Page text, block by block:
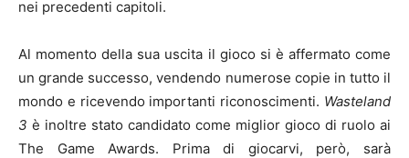
nei precedenti capitoli.
Al momento della sua uscita il gioco si è affermato come
un grande successo, vendendo numerose copie in tutto il
mondo e ricevendo importanti riconoscimenti. Wasteland
3 è inoltre stato candidato come miglior gioco di ruolo ai
The Game Awards. Prima di giocarvi, però, sarà